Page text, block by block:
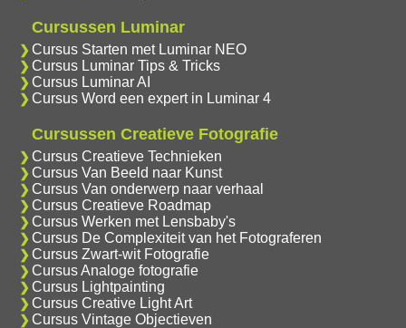
Cursussen Luminar
Cursus Starten met Luminar NEO
Cursus Luminar Tips & Tricks
Cursus Luminar AI
Cursus Word een expert in Luminar 4
Cursussen Creatieve Fotografie
Cursus Creatieve Technieken
Cursus Van Beeld naar Kunst
Cursus Van onderwerp naar verhaal
Cursus Creatieve Roadmap
Cursus Werken met Lensbaby's
Cursus De Complexiteit van het Fotograferen
Cursus Zwart-wit Fotografie
Cursus Analoge fotografie
Cursus Lightpainting
Cursus Creative Light Art
Cursus Vintage Objectieven